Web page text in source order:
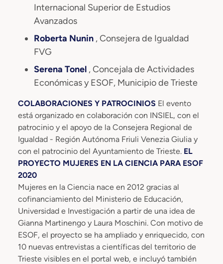
Internacional Superior de Estudios
Avanzados
Roberta Nunin , Consejera de Igualdad
FVG
Serena Tonel , Concejala de Actividades
Económicas y ESOF, Municipio de Trieste
COLABORACIONES Y PATROCINIOS El evento
está organizado en colaboración con INSIEL, con el
patrocinio y el apoyo de la Consejera Regional de
Igualdad - Región Autónoma Friuli Venezia Giulia y
con el patrocinio del Ayuntamiento de Trieste. EL
PROYECTO MUJERES EN LA CIENCIA PARA ESOF
2020
Mujeres en la Ciencia nace en 2012 gracias al
cofinanciamiento del Ministerio de Educación,
Universidad e Investigación a partir de una idea de
Gianna Martinengo y Laura Moschini. Con motivo de
ESOF, el proyecto se ha ampliado y enriquecido, con
10 nuevas entrevistas a científicas del territorio de
Trieste visibles en el portal web, e incluyó también